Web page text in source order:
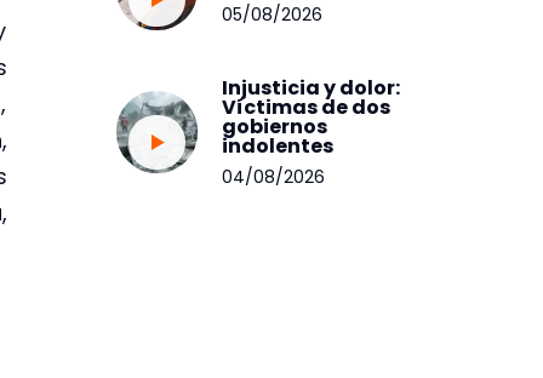
05/08/2026
Injusticia y dolor:
Víctimas de dos
gobiernos
indolentes
04/08/2026